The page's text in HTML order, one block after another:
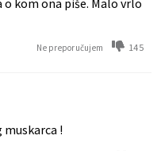
kom ona piše. Malo vrlo
Ne preporučujem 145
muskarca !